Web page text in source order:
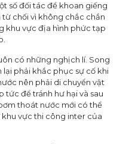
số đối tác để khoan giếng
chối vì không chắc chắn
khu vực địa hình phức tạp
có những nghịch lí. Song
lại phải khắc phục sự cố khi
nên phải di chuyển vật
tức để tránh hư hại và sau
thoát nước mới có thể
vực thi công inter của